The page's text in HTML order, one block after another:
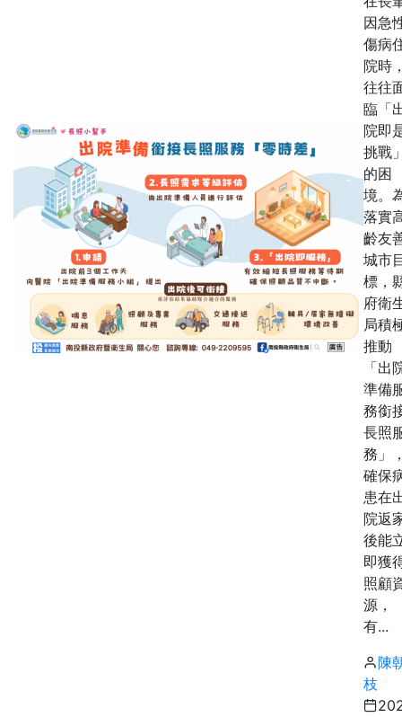
因急
傷病
院時
往往
臨「
院即
挑戰
的困
境。
落實
齡友
城市
標，
府衛
局積
推動
「出
準備
務銜
長照
務」
確保
患在
院返
後能
即獲
照顧
源，
有...
陳
枝